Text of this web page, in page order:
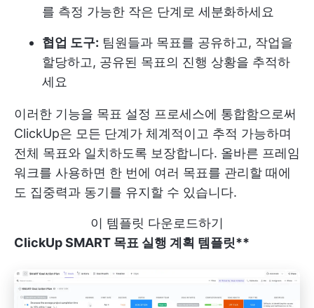
를 측정 가능한 작은 단계로 세분화하세요
협업 도구: 팀원들과 목표를 공유하고, 작업을
할당하고, 공유된 목표의 진행 상황을 추적하
세요
이러한 기능을 목표 설정 프로세스에 통합함으로써
ClickUp은 모든 단계가 체계적이고 추적 가능하며
전체 목표와 일치하도록 보장합니다. 올바른 프레임
워크를 사용하면 한 번에 여러 목표를 관리할 때에
도 집중력과 동기를 유지할 수 있습니다.
이 템플릿 다운로드하기
ClickUp SMART 목표 실행 계획 템플릿**